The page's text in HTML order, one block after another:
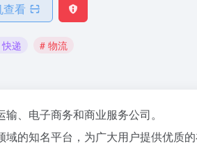
查看
递 # 物流
、电子商务和商业服务公司。
域的知名平台，为广大用户提供优质